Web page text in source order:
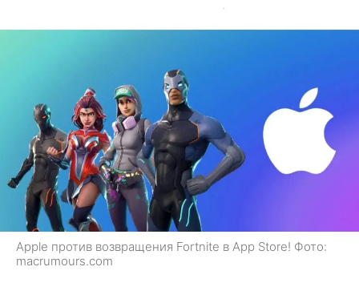
Apple против возвращения Fortnite в App Store! Фото:
macrumours.com